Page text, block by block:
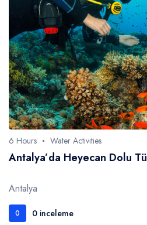
6 Hours Water Activities
Antalya’da Heyecan Dolu
Antalya
0 0 inceleme